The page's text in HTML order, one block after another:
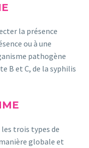
la présence
ou à une
pathogène
B et C, de la syphilis
les trois types de
globale et